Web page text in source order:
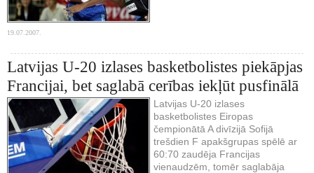
19.07.2007.
Latvijas U-20 izlases basketbolistes piekāpjas
Francijai, bet saglabā cerības iekļūt pusfinālā
Latvijas U-20 izlases
basketbolistes Eiropas
čempionātā A divīzijā Sofijā
trešdien F apakšgrupas spēlē ar
60:70 zaudēja Francijas
vienaudzēm, tomēr saglabāja